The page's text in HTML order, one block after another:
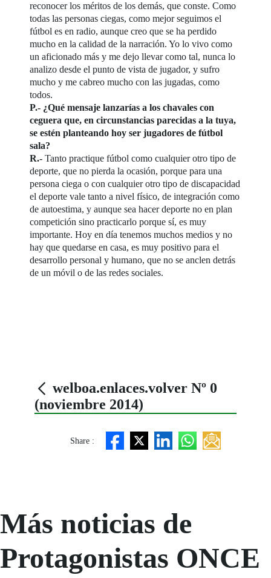
reconocer los méritos de los demás, que conste. Como
todas las personas ciegas, como mejor seguimos el
fútbol es en radio, aunque creo que se ha perdido
mucho en la calidad de la narración. Yo lo vivo como
un aficionado más y me dejo llevar como tal, nunca lo
analizo desde el punto de vista de jugador, y sufro
mucho y me cabreo mucho con las jugadas, como
todos.
P.- ¿Qué mensaje lanzarías a los chavales con
ceguera que, en circunstancias parecidas a la tuya,
se estén planteando hoy ser jugadores de fútbol
sala?
R.- Tanto practique fútbol como cualquier otro tipo de
deporte, que no pierda la ocasión, porque para una
persona ciega o con cualquier otro tipo de discapacidad
el deporte vale tanto a nivel físico, de integración como
de autoestima, y aunque sea hacer deporte no en plan
competición sino practicarlo porque sí, es muy
importante. Hoy en día tenemos muchos medios y no
hay que quedarse en casa, es muy positivo para el
desarrollo personal y humano, que no se anclen detrás
de un móvil o de las redes sociales.
welboa.enlaces.volver Nº 0
(noviembre 2014)
Share :
Más noticias de
Protagonistas ONCE